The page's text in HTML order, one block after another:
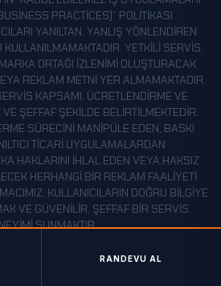
PRACTICES)” POLITIKASI
YANILTAN, YANLIŞ YÖNLENDIREN
KULLANILMAMAKTADIR. YETKILI SERVIS,
ORTAĞI IZLENIMI OLUŞTURACAK
REKLAM METNI YER ALMAMAKTADIR.
KAPSAMI, ÜCRETLENDIRME VE
ŞEFFAF ŞEKILDE BELIRTILMEKTEDIR.
SÜRECINI MANIPÜLE EDEN, BASKI
TICARI UYGULAMALARDAN
HAKLARINI IHLAL EDEN VEYA HAKSIZ
HERHANGI BIR REKLAM FAALIYETI
KULLANICILARIN DOĞRU BILGIYE
VE GÜVENILIR, ŞEFFAF BIR SERVIS
SUNMAKTIR.
MARKA BAĞIMSIZLIĞI BU WEB SITESI,
SERVIS TARAFINDAN IŞLETILMEKTEDIR.
RANDEVU AL